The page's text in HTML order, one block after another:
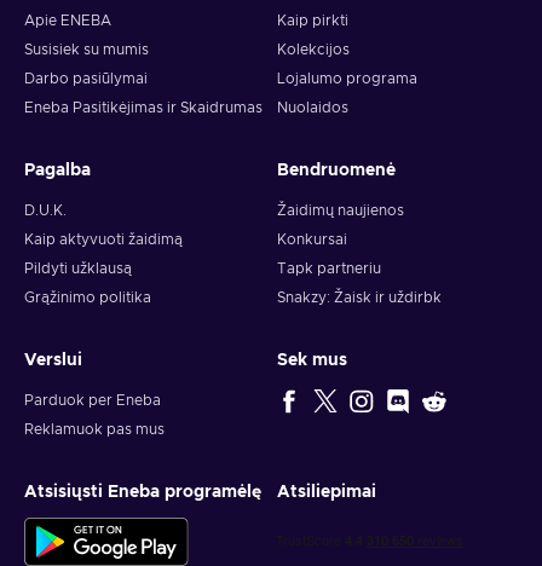
Apie ENEBA
Susisiek su mumis
Darbo pasiūlymai
Eneba Pasitikėjimas ir Skaidrumas
Kaip pirkti
Kolekcijos
Lojalumo programa
Nuolaidos
Pagalba
D.U.K.
Kaip aktyvuoti žaidimą
Pildyti užklausą
Grąžinimo politika
Bendruomenė
Žaidimų naujienos
Konkursai
Tapk partneriu
Snakzy: Žaisk ir uždirbk
Verslui
Parduok per Eneba
Reklamuok pas mus
Sek mus
Atsisiųsti Eneba programėlę Atsiliepimai